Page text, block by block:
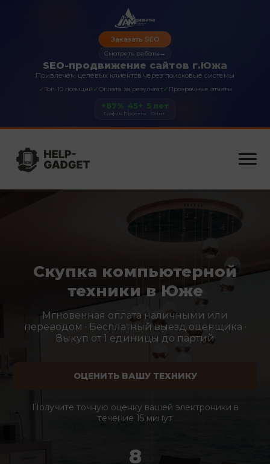
SEO-продвижение сайтов г.Южа
Привлечем целевых клиентов через поисковые системы
✓Топ-10 позиций ✓Оплата за результат✓ Прозрачные отчеты
Заказать SEO
Смотреть работы →
+87%
Трафик
45+
Проекты
5 лет
Опыт
Скупка компьютерной
техники в Юже
Мгновенная оплата наличными или
переводом · Бесплатный выезд оценщика ·
Выкуп от 1 единицы до партий
ОЦЕНИТЬ ВАШУ ТЕХНИКУ
Получите точную оценку вашей электроники в
течение 15 минут
8